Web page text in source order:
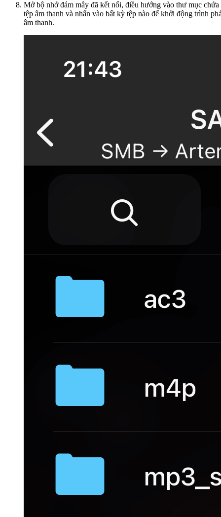
Mở bộ nhớ đám mây đã kết nối, điều hướng vào thư mục chứa
tệp âm thanh và nhấn vào bất kỳ tệp nào để khởi động trình
âm thanh.